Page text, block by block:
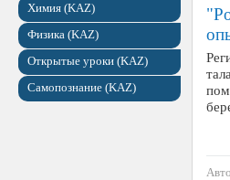
Химия (KAZ)
Физика (KAZ)
Открытые уроки (KAZ)
Самопознание (KAZ)